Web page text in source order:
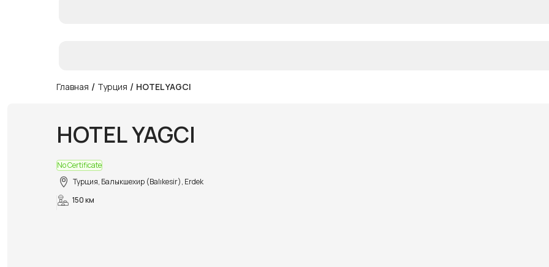
Главная / Турция / HOTEL YAGCI
HOTEL YAGCI
No Certificate
Турция, Балыкшехир (Balıkesir), Erdek
150 км